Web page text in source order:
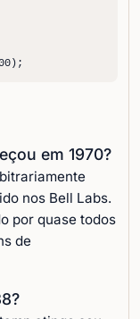
em 1970?
nos Bell Labs.
por quase todos
de